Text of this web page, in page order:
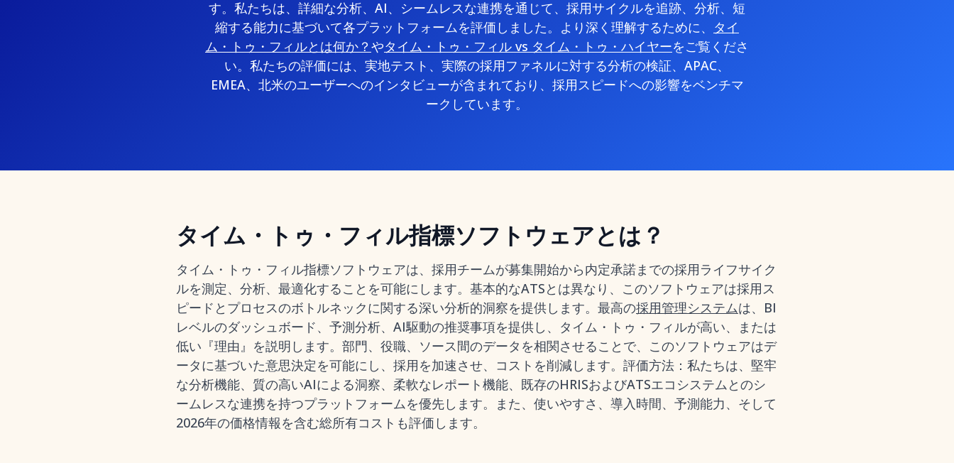
す。私たちは、詳細な分析、AI、シームレスな連携を通じて、採用サイクルを追跡、分析、短
縮する能力に基づいて各プラットフォームを評価しました。より深く理解するために、 タイ
ム・トゥ・フィルとは何か？ やタイム・トゥ・フィル vs タイム・トゥ・ハイヤーをご覧くださ
い。私たちの評価には、実地テスト、実際の採用ファネルに対する分析の検証、APAC、
EMEA、北米のユーザーへのインタビューが含まれており、採用スピードへの影響をベンチマ
ークしています。
タイム・トゥ・フィル指標ソフトウェアとは？
タイム・トゥ・フィル指標ソフトウェアは、採用チームが募集開始から内定承諾までの採用ライフサイク
ルを測定、分析、最適化することを可能にします。基本的なATSとは異なり、このソフトウェアは採用ス
ピードとプロセスのボトルネックに関する深い分析的洞察を提供します。最高の採用管理システムは、BI
レベルのダッシュボード、予測分析、AI駆動の推奨事項を提供し、タイム・トゥ・フィルが高い、または
低い『理由』を説明します。部門、役職、ソース間のデータを相関させることで、このソフトウェアはデ
ータに基づいた意思決定を可能にし、採用を加速させ、コストを削減します。評価方法：私たちは、堅牢
な分析機能、質の高いAIによる洞察、柔軟なレポート機能、既存のHRISおよびATSエコシステムとのシ
ームレスな連携を持つプラットフォームを優先します。また、使いやすさ、導入時間、予測能力、そして
2026年の価格情報を含む総所有コストも評価します。